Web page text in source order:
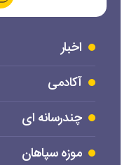
اخبار
آکادمی
چندرسانه ای
موزه سپاهان